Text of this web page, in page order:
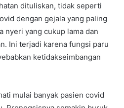
dituliskan, tidak seperti
dengan gejala yang paling
nyeri yang cukup lama dan
Ini terjadi karena fungsi paru
ketidakseimbangan
mulai banyak pasien covid